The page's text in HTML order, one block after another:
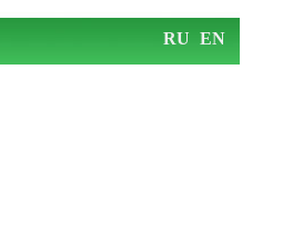
RU EN